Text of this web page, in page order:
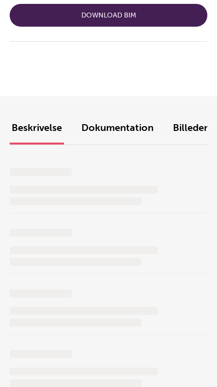
DOWNLOAD BIM
Beskrivelse Dokumentation Billeder